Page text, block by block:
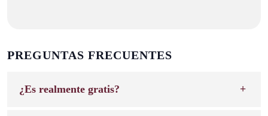
PREGUNTAS FRECUENTES
¿Es realmente gratis?